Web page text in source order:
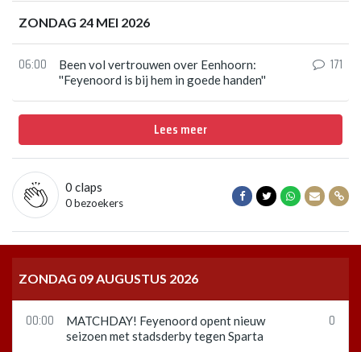
ZONDAG 24 MEI 2026
06:00
Been vol vertrouwen over Eenhoorn:
''Feyenoord is bij hem in goede handen''
171
Lees meer
0 claps
0 bezoekers
Delen op Facebook
Delen op Twitter
Delen op
Delen
ZONDAG 09 AUGUSTUS 2026
00:00
MATCHDAY! Feyenoord opent nieuw
seizoen met stadsderby tegen Sparta
0